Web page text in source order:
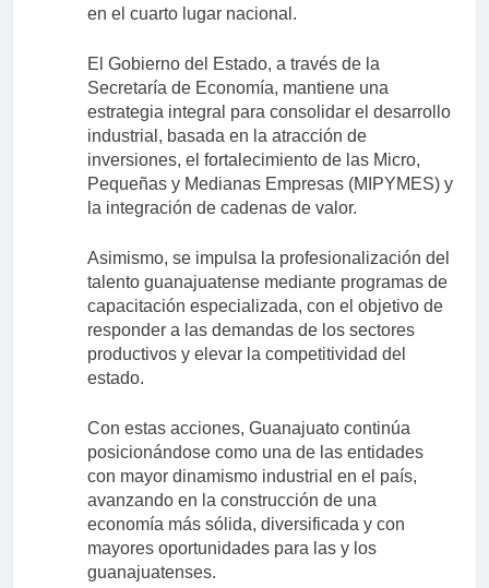
en el cuarto lugar nacional.
El Gobierno del Estado, a través de la
Secretaría de Economía, mantiene una
estrategia integral para consolidar el desarrollo
industrial, basada en la atracción de
inversiones, el fortalecimiento de las Micro,
Pequeñas y Medianas Empresas (MIPYMES) y
la integración de cadenas de valor.
Asimismo, se impulsa la profesionalización del
talento guanajuatense mediante programas de
capacitación especializada, con el objetivo de
responder a las demandas de los sectores
productivos y elevar la competitividad del
estado.
Con estas acciones, Guanajuato continúa
posicionándose como una de las entidades
con mayor dinamismo industrial en el país,
avanzando en la construcción de una
economía más sólida, diversificada y con
mayores oportunidades para las y los
guanajuatenses.